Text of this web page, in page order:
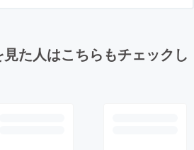
た人はこちらもチェックし